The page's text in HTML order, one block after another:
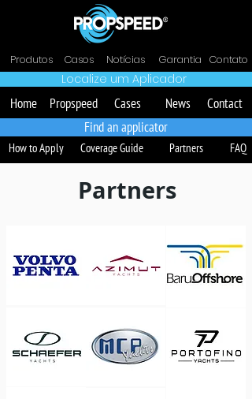
Produtos Casos Notícias Garantia Contato
Localize um Aplicador
Home Propspeed Cases News Contact
How to Apply Coverage Guide Partners
Find an applicator
FAQ
Partners